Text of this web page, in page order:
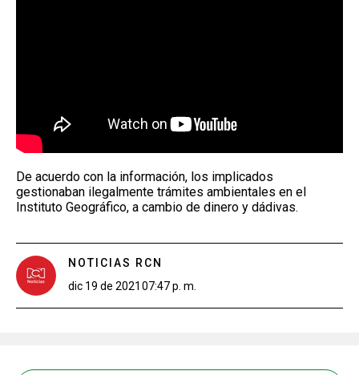
De acuerdo con la información, los implicados
gestionaban ilegalmente trámites ambientales en el
Instituto Geográfico, a cambio de dinero y dádivas.
NOTICIAS RCN
dic 19 de 2021 07:47 p. m.